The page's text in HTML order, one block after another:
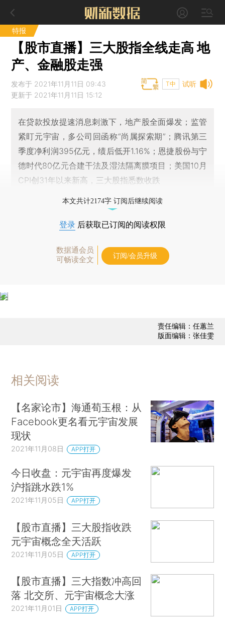
特报
【股市直播】三大股指全线走高 地
产、金融股走强
试听
发布于 2021年11月11日 09:43
更新于 2021年11月11日 15:12
T中
在贷款投放提速消息刺激下，地产股全面爆发；监管
紧盯元宇宙，多公司回函称“尚属探索期”；腾讯第三
季度净利润395亿元，绩后低开1.16%；恩捷股份与宁
德时代80亿元合建干法及湿法隔离膜项目；美国10月
CPI创31年以来新高，三大股指悉数收跌
本文共计2174字 订阅后继续阅读
登录 后获取已订阅的阅读权限
数据通会员
可畅读全文
订阅/会员升级
责任编辑：任蕙兰
版面编辑：张佳雯
相关阅读
【名家论市】海通荀玉根：从
Facebook更名看元宇宙发展
现状
2021年11月08日 APP打开
今日收盘：元宇宙再度爆发
沪指跳水跌1%
2021年11月05日 APP打开
【股市直播】三大股指收跌
元宇宙概念全天活跃
2021年11月05日 APP打开
【股市直播】三大指数冲高回
落 北交所、元宇宙概念大涨
2021年11月01日 APP打开